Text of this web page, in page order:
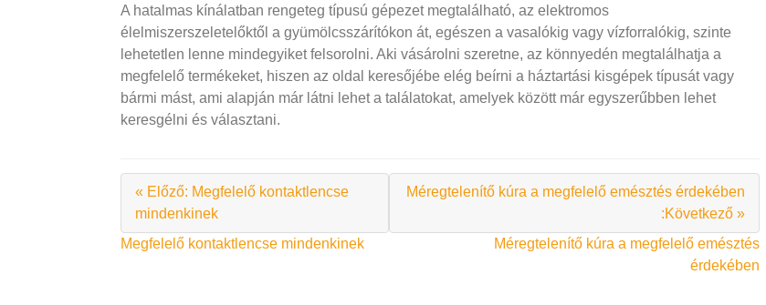
A hatalmas kínálatban rengeteg típusú gépezet megtalálható, az elektromos
élelmiszerszeletelőktől a gyümölcsszárítókon át, egészen a vasalókig vagy vízforralókig, szinte
lehetetlen lenne mindegyiket felsorolni. Aki vásárolni szeretne, az könnyedén megtalálhatja a
megfelelő termékeket, hiszen az oldal keresőjébe elég beírni a háztartási kisgépek típusát vagy
bármi mást, ami alapján már látni lehet a találatokat, amelyek között már egyszerűbben lehet
keresgélni és választani.
« Előző: Megfelelő kontaktlencse
mindenkinek
Méregtelenítő kúra a megfelelő emésztés érdekében
:Következő »
Bejegyzés
Megfelelő kontaktlencse mindenkinek
Méregtelenítő kúra a megfelelő emésztés
érdekében